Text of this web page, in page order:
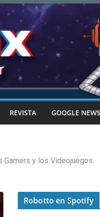
REVISTA GOOGLE NEWS
Gamers y los Videojuegos.
Robotto en Spotify